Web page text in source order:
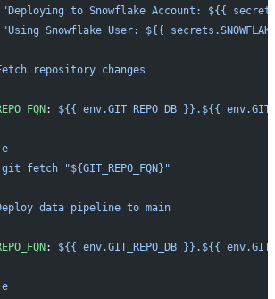
to Snowflake Account: ${{
Snowflake User: ${{
repository changes
: ${{ env.GIT_REPO_DB }}.${{
fetch "${GIT_REPO_FQN}"
data pipeline to main
: ${{ env.GIT_REPO_DB }}.${{